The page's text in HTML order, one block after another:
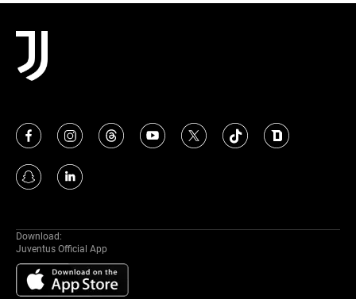
Download:
Juventus Official App